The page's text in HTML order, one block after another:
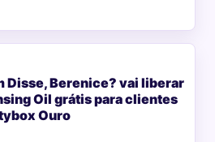
Disse, Berenice? vai liberar
Oil grátis para clientes
Ouro